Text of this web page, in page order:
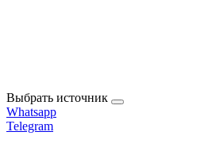
Выбрать источник
Whatsapp
Telegram